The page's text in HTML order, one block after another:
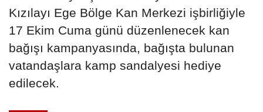
Kızılayı Ege Bölge Kan Merkezi işbirliğiyle
17 Ekim Cuma günü düzenlenecek kan
bağışı kampanyasında, bağışta bulunan
vatandaşlara kamp sandalyesi hediye
edilecek.